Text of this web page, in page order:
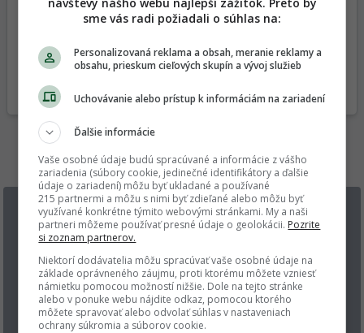
sme vás radi požiadali o súhlas na:
Personalizovaná reklama a obsah, meranie reklamy a
obsahu, prieskum cieľových skupín a vývoj služieb
Uchovávanie alebo prístup k informáciám na zariadení
Ďalšie informácie
Vaše osobné údaje budú spracúvané a informácie z vášho
zariadenia (súbory cookie, jedinečné identifikátory a ďalšie
údaje o zariadení) môžu byť ukladané a používané
215 partnermi a môžu s nimi byť zdieľané alebo môžu byť
využívané konkrétne týmito webovými stránkami. My a naši
partneri môžeme používať presné údaje o geolokácii. Pozrite
si zoznam partnerov.
Niektorí dodávatelia môžu spracúvať vaše osobné údaje na
základe oprávneného záujmu, proti ktorému môžete vzniesť
námietku pomocou možností nižšie. Dole na tejto stránke
alebo v ponuke webu nájdite odkaz, pomocou ktorého
môžete spravovať alebo odvolať súhlas v nastaveniach
ochrany súkromia a súborov cookie.